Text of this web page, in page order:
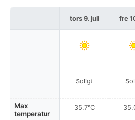
Max
temperatur
tors 9. juli
Soligt
35.7°C
fre